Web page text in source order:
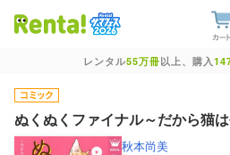
レンタル55万冊以上、購入
ぬくぬくファイナル～だから猫
秋本尚美